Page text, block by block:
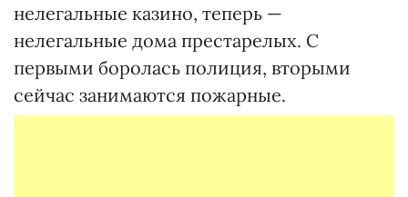
нелегальные казино, теперь —
нелегальные дома престарелых. С
первыми боролась полиция, вторыми
сейчас занимаются пожарные.